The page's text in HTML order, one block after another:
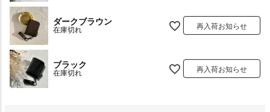
ダークブラウン
在庫切れ 再入荷お知らせ
ブラック
在庫切れ 再入荷お知らせ